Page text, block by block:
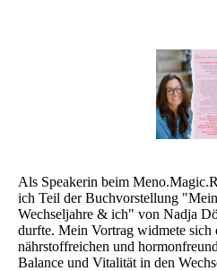
Als Speakerin beim
ich Teil der Buchvorstellung
Wechseljahre & ich" von Nadja
durfte. Mein Vortrag widmete sich
nährstoffreichen und
Balance und Vitalität in den